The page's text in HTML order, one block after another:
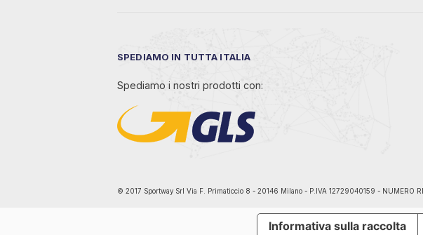
SPEDIAMO IN TUTTA ITALIA
Spediamo i nostri prodotti con:
© 2017 Sportway Srl Via F. Primaticcio 8 - 20146 Milano - P.IVA 12729040159 - NUMERO
Informativa sulla raccolta